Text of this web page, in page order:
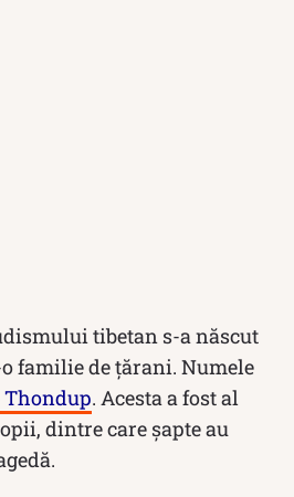
tibetan s-a născut
familie de țărani. Numele
. Acesta a fost al
dintre care șapte au